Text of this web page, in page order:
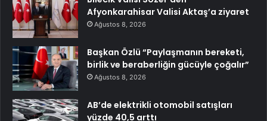
Afyonkarahisar Valisi Aktaş’a ziyaret
Ağustos 8, 2026
Başkan Özlü “Paylaşmanın bereketi,
birlik ve beraberliğin gücüyle çoğalır”
Ağustos 8, 2026
AB’de elektrikli otomobil satışları
yüzde 40,5 arttı